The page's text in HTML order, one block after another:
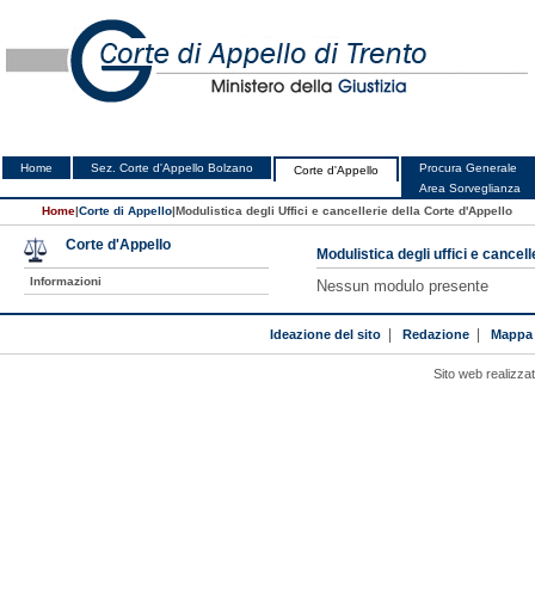
Home Sez. Corte d'Appello Bolzano Corte d'Appello
Procura Generale
Area Sorveglianza
Home|Corte di Appello|Modulistica degli Uffici e cancellerie della Corte d'Appello
Modulistica degli uffici e
Nessun modulo presente
Corte d'Appello
Informazioni
Ideazione del sito| Redazione|
Sito web